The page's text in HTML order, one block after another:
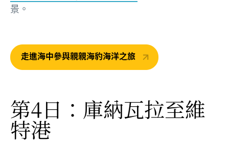
景。
走進海中參與親親海豹海洋之旅
第4日：庫納瓦拉至維
特港